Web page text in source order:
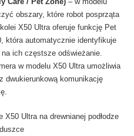
obszary, które robot posprząta
X50 Ultra oferuje funkcję Pet
która automatycznie identyfikuje
ich częstsze odświeżanie.
w modelu X50 Ultra umożliwia
dwukierunkową komunikację